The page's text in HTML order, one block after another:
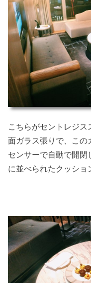
こちらがセントレジ
面ガラス張りで、この
センサーで自動で開閉
に並べられたクッショ